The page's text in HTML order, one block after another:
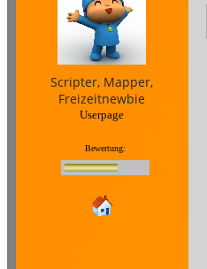
Scripter, Mapper,
Freizeitnewbie
Userpage
Bewertung: